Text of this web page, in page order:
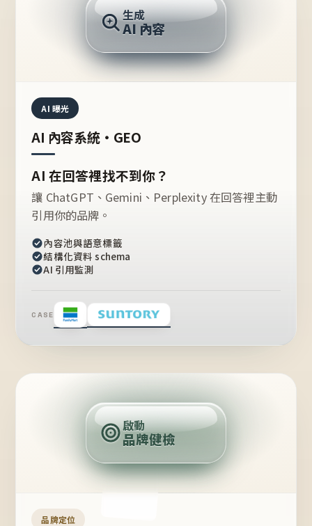
推薦的台灣品牌？
生成
AI 內容
AI 曝光
AI 內容系統・GEO
AI 在回答裡找不到你？
讓 ChatGPT、Gemini、Perplexity 在回答裡主動
引用你的品牌。
內容池與語意標籤
結構化資料 schema
AI 引用監測
CASE
定
位
點
啟動
品牌健檢
品牌定位